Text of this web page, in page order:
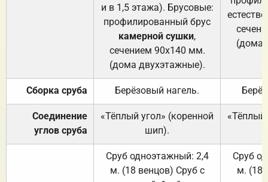
и в 1,5 этажа). Брусовые:
профилированный брус
камерной сушки,
сечением 90х140 мм.
(дома двухэтажные).
(дома
Сборка сруба Берёзовый нагель.
Соединение
углов сруба
«Тёплый угол» (коренной
шип).
«Тёплый
Сруб одноэтажный: 2,4
м. (18 венцов) Сруб с
Сруб
м. (18